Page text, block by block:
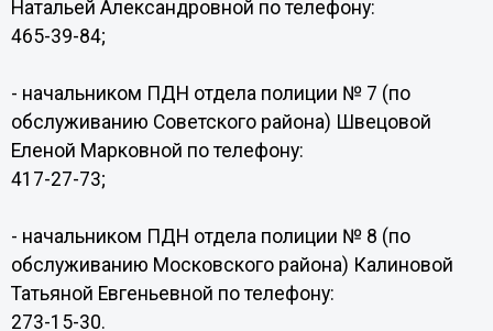
Натальей Александровной по телефону:
465-39-84;
- начальником ПДН отдела полиции № 7 (по
обслуживанию Советского района) Швецовой
Еленой Марковной по телефону:
417-27-73;
- начальником ПДН отдела полиции № 8 (по
обслуживанию Московского района) Калиновой
Татьяной Евгеньевной по телефону:
273-15-30.